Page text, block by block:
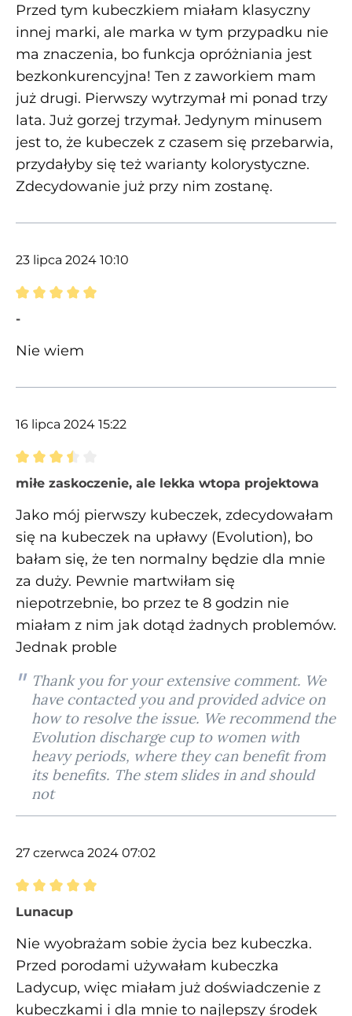
Przed tym kubeczkiem miałam klasyczny
innej marki, ale marka w tym przypadku nie
ma znaczenia, bo funkcja opróżniania jest
bezkonkurencyjna! Ten z zaworkiem mam
już drugi. Pierwszy wytrzymał mi ponad trzy
lata. Już gorzej trzymał. Jedynym minusem
jest to, że kubeczek z czasem się przebarwia,
przydałyby się też warianty kolorystyczne.
Zdecydowanie już przy nim zostanę.
23 lipca 2024 10:10
Recenzja z oceną 5 spośród 5 gwiazdek
-
Nie wiem
16 lipca 2024 15:22
Recenzja z oceną 3.5 spośród 5 gwiazdek
miłe zaskoczenie, ale lekka wtopa projektowa
Jako mój pierwszy kubeczek, zdecydowałam
się na kubeczek na upławy (Evolution), bo
bałam się, że ten normalny będzie dla mnie
za duży. Pewnie martwiłam się
niepotrzebnie, bo przez te 8 godzin nie
miałam z nim jak dotąd żadnych problemów.
Jednak proble
Thank you for your extensive comment. We
have contacted you and provided advice on
how to resolve the issue. We recommend the
Evolution discharge cup to women with
heavy periods, where they can benefit from
its benefits. The stem slides in and should
not
27 czerwca 2024 07:02
Recenzja z oceną 5 spośród 5 gwiazdek
Lunacup
Nie wyobrażam sobie życia bez kubeczka.
Przed porodami używałam kubeczka
Ladycup, więc miałam już doświadczenie z
kubeczkami i dla mnie to najlepszy środek